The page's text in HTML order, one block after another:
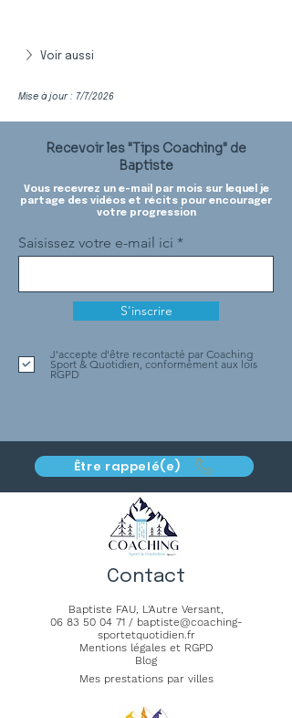
Voir aussi
Mise à jour : 7/7/2026
Recevoir les "Tips Coaching" de
Baptiste
Vous recevrez un e-mail par mois sur lequel je
partage des vidéos et récits pour encourager
votre progression
Saisissez votre e-mail ici
S'inscrire
J'accepte d'être recontacté par Coaching
Sport & Quotidien, conformément aux lois
RGPD
Être rappelé(e)
Contact
Baptiste FAU, L'Autre Versant,
06 83 50 04 71/ baptiste@coaching-
sportetquotidien.fr
Mentions légales et RGPD
Blog
Mes prestations par villes